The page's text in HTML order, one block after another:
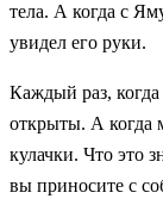
тела. А когда с
увидел его руки.
Каждый раз, когда
открыты. А когда
кулачки. Что это
вы приносите с